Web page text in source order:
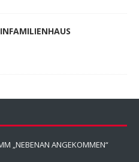
„NEBENAN ANGEKOMMEN“